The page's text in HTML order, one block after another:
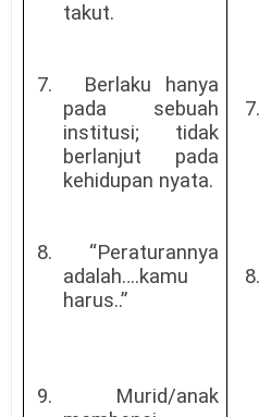
takut.
7.
Berlaku hanya
pada sebuah
institusi; tidak
berlanjut pada
kehidupan nyata.
8.
“Peraturannya
adalah….kamu
harus..”
9.
Murid/anak
7.
8.